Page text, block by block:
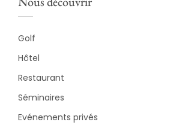
Golf
Hôtel
Restaurant
Séminaires
Evénements privés